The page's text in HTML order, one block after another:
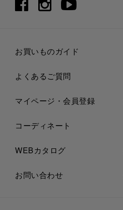
お買いものガイド
よくあるご質問
マイページ・会員登録
コーディネート
WEBカタログ
お問い合わせ